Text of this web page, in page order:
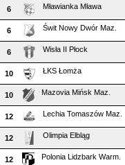
6 Mławianka Mława
6 Świt Nowy Dwór Maz.
6 Wisła II Płock
10 ŁKS Łomża
10 Mazovia Mińsk Maz.
12 Lechia Tomaszów Maz.
12 Olimpia Elbląg
12 Polonia Lidzbark Warm.